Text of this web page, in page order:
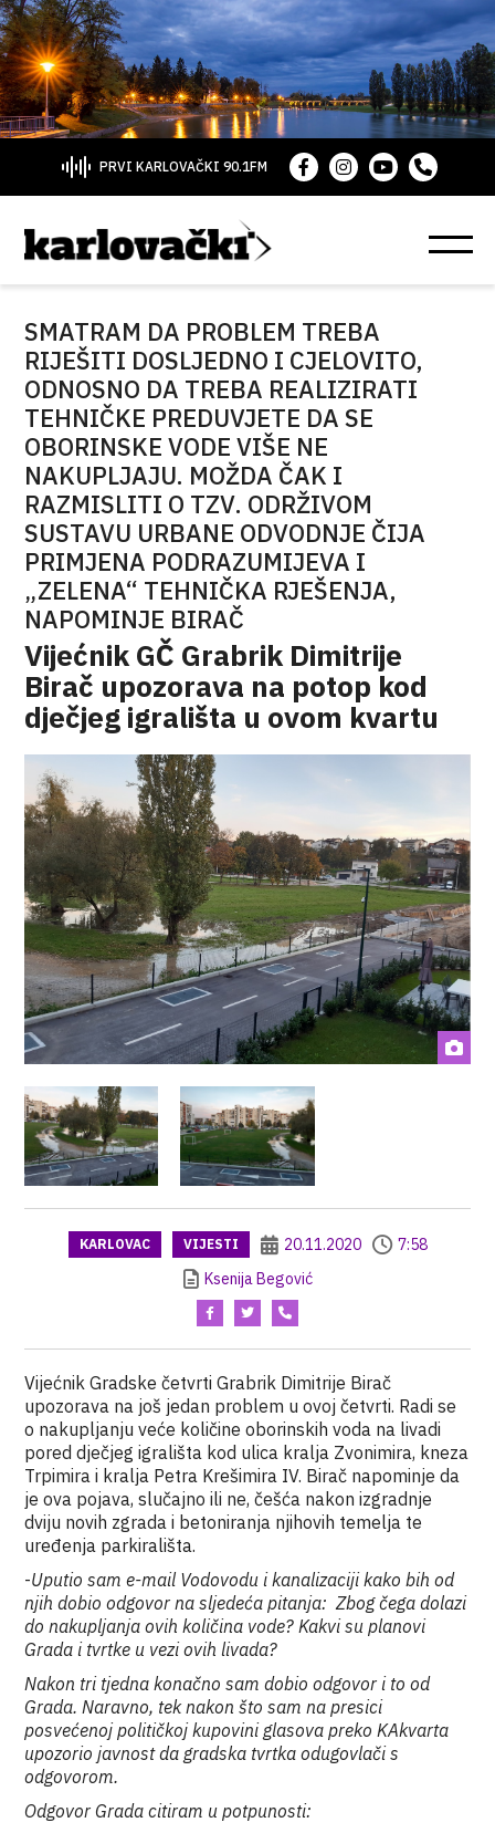
PRVI KARLOVAČKI 90.1FM
SMATRAM DA PROBLEM TREBA
RIJEŠITI DOSLJEDNO I CJELOVITO,
ODNOSNO DA TREBA REALIZIRATI
TEHNIČKE PREDUVJETE DA SE
OBORINSKE VODE VIŠE NE
NAKUPLJAJU. MOŽDA ČAK I
RAZMISLITI O TZV. ODRŽIVOM
SUSTAVU URBANE ODVODNJE ČIJA
PRIMJENA PODRAZUMIJEVA I
„ZELENA“ TEHNIČKA RJEŠENJA,
NAPOMINJE BIRAČ
Vijećnik GČ Grabrik Dimitrije
Birač upozorava na potop kod
dječjeg igrališta u ovom kvartu
KARLOVAC VIJESTI 20.11.2020
7:58
Ksenija Begović
Vijećnik Gradske četvrti Grabrik Dimitrije Birač
upozorava na još jedan problem u ovoj četvrti. Radi se
o nakupljanju veće količine oborinskih voda na livadi
pored dječjeg igrališta kod ulica kralja Zvonimira, kneza
Trpimira i kralja Petra Krešimira IV. Birač napominje da
je ova pojava, slučajno ili ne, češća nakon izgradnje
dviju novih zgrada i betoniranja njihovih temelja te
uređenja parkirališta.
-Uputio sam e-mail Vodovodu i kanalizaciji kako bih od
njih dobio odgovor na sljedeća pitanja: Zbog čega dolazi
do nakupljanja ovih količina vode? Kakvi su planovi
Grada i tvrtke u vezi ovih livada?
Nakon tri tjedna konačno sam dobio odgovor i to od
Grada. Naravno, tek nakon što sam na presici
posvećenoj političkoj kupovini glasova preko KAkvarta
upozorio javnost da gradska tvrtka odugovlači s
odgovorom.
Odgovor Grada citiram u potpunosti: